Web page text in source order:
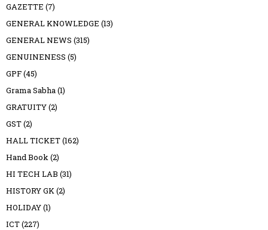
GAZETTE (7)
GENERAL KNOWLEDGE (13)
GENERAL NEWS (315)
GENUINENESS (5)
GPF(45)
Grama Sabha(1)
GRATUITY(2)
GST(2)
HALL TICKET(162)
Hand Book(2)
HI TECH LAB (31)
HISTORY GK(2)
HOLIDAY(1)
ICT(227)